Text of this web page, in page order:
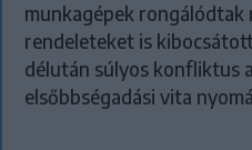
munkagépek rongálódtak
rendeleteket is
délután súlyos konfliktus
elsőbbségadási vita